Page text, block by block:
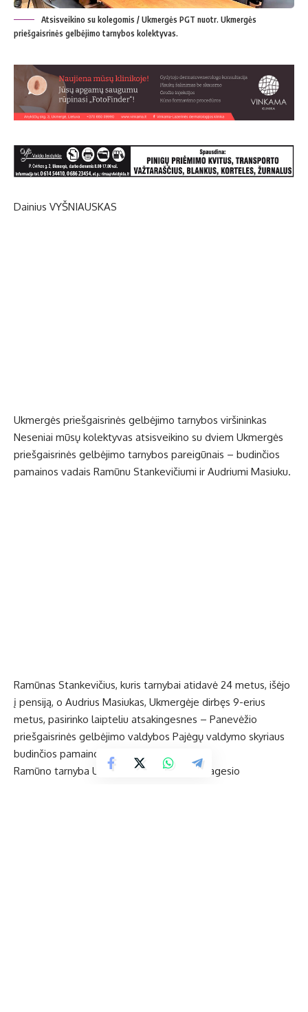
Atsisveikino su kolegomis / Ukmergės PGT nuotr. Ukmergės
priešgaisrinės gelbėjimo tarnybos kolektyvas.
Dainius VYŠNIAUSKAS
Ukmergės priešgaisrinės gelbėjimo tarnybos viršininkas
Neseniai mūsų kolektyvas atsisveikino su dviem Ukmergės
priešgaisrinės gelbėjimo tarnybos pareigūnais – budinčios
pamainos vadais Ramūnu Stankevičiumi ir Audriumi Masiuku.
Ramūnas Stankevičius, kuris tarnybai atidavė 24 metus, išėjo
į pensiją, o Audrius Masiukas, Ukmergėje dirbęs 9-erius
metus, pasirinko laipteliu atsakingesnes – Panevėžio
priešgaisrinės gelbėjimo valdybos Pajėgų valdymo skyriaus
budinčios pamainos specialisto – pareigas.
Ramūno tarnyba Ukmergėje prasidėjo ugniagesio